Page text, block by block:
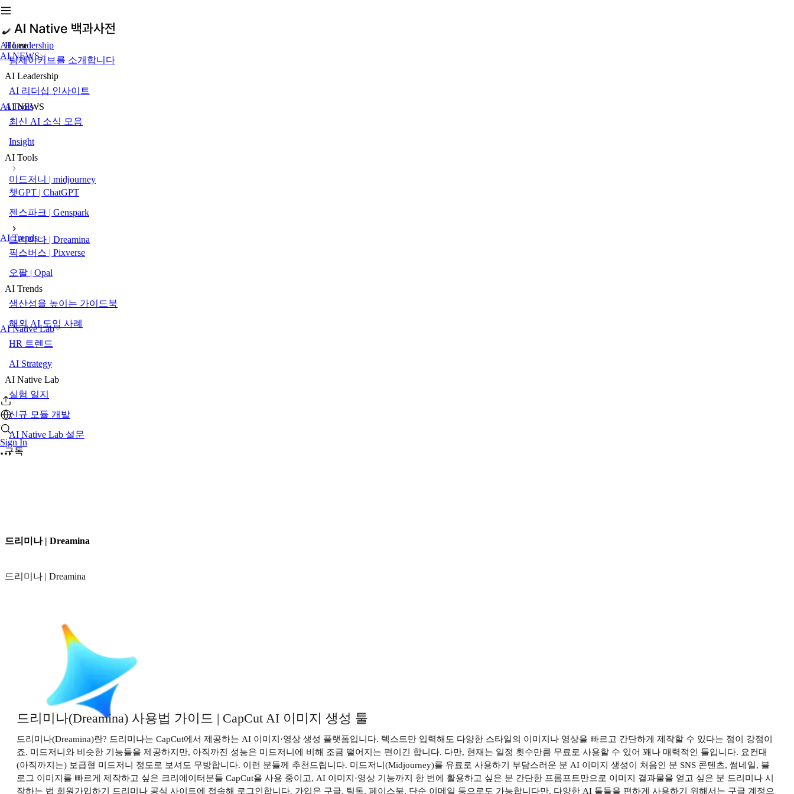
AI Leadership
AI NEWS
AI Tools
AI Trends
AI Native Lab
Sign In
Home
팀제이커브를 소개합니다
AI Leadership
AI 리더십 인사이트
AI NEWS
최신 AI 소식 모음
Insight
AI Tools
미드저니 | midjourney
챗GPT | ChatGPT
젠스파크 | Genspark
드리미나 | Dreamina
픽스버스 | Pixverse
오팔 | Opal
AI Trends
생산성을 높이는 가이드북
해외 AI 도입 사례
HR 트렌드
AI Strategy
AI Native Lab
실험 일지
신규 모듈 개발
AI Native Lab 설문
구독
드리미나 | Dreamina
드리미나 | Dreamina
드리미나(Dreamina) 사용법 가이드 | CapCut AI 이미지 생성 툴
드리미나(Dreamina)란? 드리미나는 CapCut에서 제공하는 AI 이미지·영상 생성 플랫폼입니다. 텍스트만 입력해도 다양한 스타일의 이미지나 영상을 빠르고 간단하게 제작할 수 있다는 점이 강점이
죠. 미드저니와 비슷한 기능들을 제공하지만, 아직까진 성능은 미드저니에 비해 조금 떨어지는 편이긴 합니다. 다만, 현재는 일정 횟수만큼 무료로 사용할 수 있어 꽤나 매력적인 툴입니다. 요컨대
(아직까지는) 보급형 미드저니 정도로 보셔도 무방합니다. 이런 분들께 추천드립니다. 미드저니(Midjourney)를 유료로 사용하기 부담스러운 분 AI 이미지 생성이 처음인 분 SNS 콘텐츠, 썸네일, 블
로그 이미지를 빠르게 제작하고 싶은 크리에이터분들 CapCut을 사용 중이고, AI 이미지·영상 기능까지 한 번에 활용하고 싶은 분 간단한 프롬프트만으로 이미지 결과물을 얻고 싶은 분 드리미나 시
작하는 법 회원가입하기 드리미나 공식 사이트에 접속해 로그인합니다. 가입은 구글, 틱톡, 페이스북, 단순 이메일 등으로도 가능합니다만, 다양한 AI 툴들을 편하게 사용하기 위해서는 구글 계정으